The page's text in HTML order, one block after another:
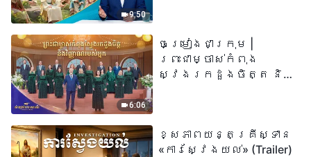
9:50
មានជីវិតអស់កល្ប
ជានិច្ច» មានន័យដូច
ម្តេចពិតប្រាកដ?
6:06
ចម្រៀងជាក្រុម |
ព្រះជាម្ចាស់កំពុង
ស្វែងរកដួងចិត្ត និង
ខ្សែភាពយន្តគ្រីស្ទាន
«ការស្វែងយល់» (Trailer)